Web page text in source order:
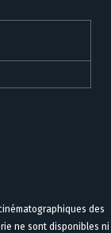
des
ne sont disponibles ni